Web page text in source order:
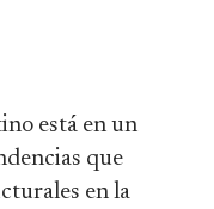
está en un
que
en la